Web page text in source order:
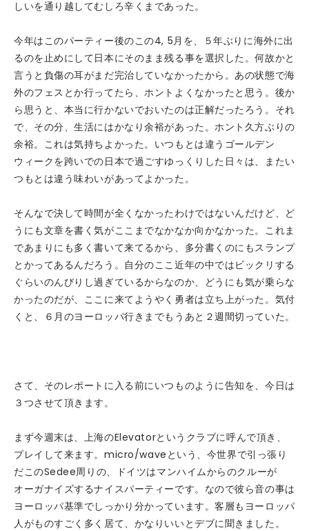
しいを通り越してむしろ辛くまであった。
今年はこのパーティー後のこの4, 5月を、５年ぶりに海外に出
るのを止めにして日本にそのまま残る事を選択した。何故かと
言うと負傷の耳がまだ完治していなかったから。あの状態で海
外のフェスとか行ってたら、ホントよくなかったと思う。後か
ら思うと、本当に行かないでおいたのは正解だったろう。それ
で、その分、生活にはかなり余裕があった。ホント久方ぶりの
余裕。これは気持ちよかった。いつもとは違うゴールデン
ウィークを跨いでの日本で過ごすゆっくりした日々は、またい
つもとは違う味わいがあってよかった。
そんなで決して時間が全くなかったわけではないんだけど、ど
うにも文章を書く気がここまでなかなか向かなかった。これま
であまりにも多く書いて来てるから、多分書くのにもスランプ
とかってあるんだろう。自分のここ近年の中ではビックリする
ぐらいのんびりし過ぎているからなのか、どうにも気が乗らな
かったのだが、ここに来てようやく勇者は立ち上がった。気付
くと、６月のヨーロッパ行きまでもうあと２週間切っていた。
さて、そのレポートに入る前にいつものように告知を、今日は
３つさせて頂きます。
まず今週末は、上海のElevatorというクラブに呼んで頂き、
プレイして来ます。micro/waveという、今世界で引っ張り
だこのSedee周りの、ドイツはマンハイムからのクルーが
オーガナイズするナイスパーティーです。なので彼ら音の事は
ヨーロッパ基準でしっかり分かっています。客層もヨーロッパ
人がものすごく多く居て、かなりいいとデブに聞きました。